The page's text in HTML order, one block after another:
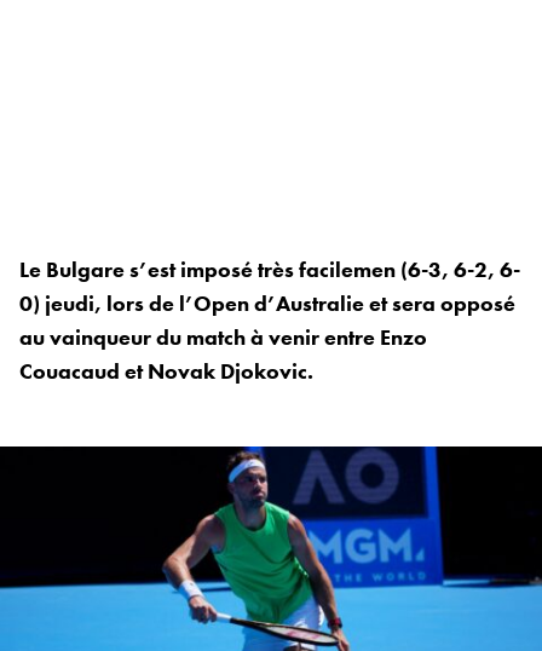
Le Bulgare s’est imposé très facilemen (6-3, 6-2, 6-
0) jeudi, lors de l’Open d’Australie et sera opposé
au vainqueur du match à venir entre Enzo
Couacaud et Novak Djokovic.